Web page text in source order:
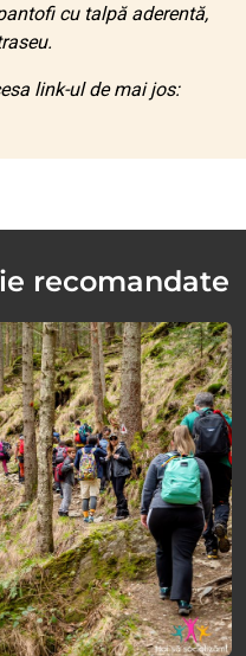
cu talpă aderentă,
link-ul de mai jos:
recomandate